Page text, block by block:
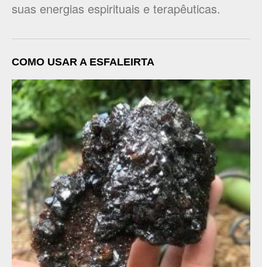
suas energias espirituais e terapêuticas.
COMO USAR A ESFALEIRTA